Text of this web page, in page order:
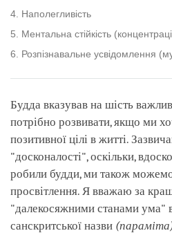
4. Наполегливість
5. Ментальна стійкість
6. Розпізнавальне усвідомлення
Будда вказував на шість
потрібно розвивати, якщо ми
позитивної цілі в житті.
"досконалості", оскільки,
робили будди, ми також можемо
просвітлення. Я вважаю за
"далекосяжними станами ума"
санскритської назви (